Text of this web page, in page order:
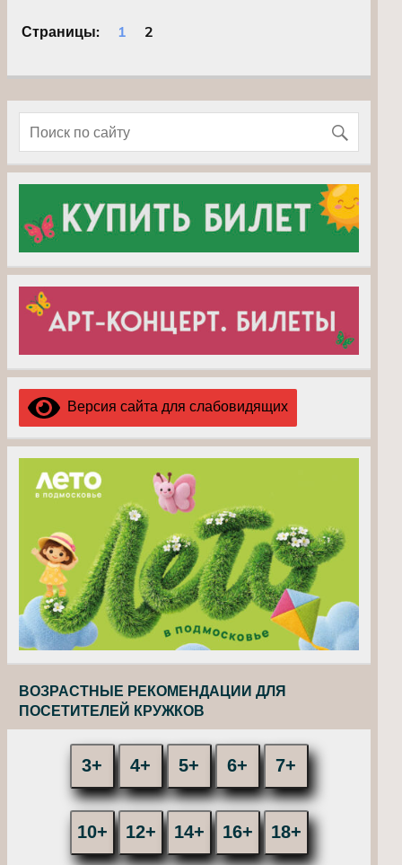
Страницы: 1 2
Версия сайта для слабовидящих
ВОЗРАСТНЫЕ РЕКОМЕНДАЦИИ ДЛЯ
ПОСЕТИТЕЛЕЙ КРУЖКОВ
3+ 4+ 5+ 6+ 7+
10+ 12+ 14+ 16+ 18+